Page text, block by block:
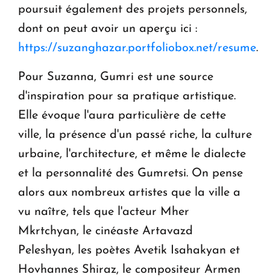
poursuit également des projets personnels,
dont on peut avoir un aperçu ici :
https://suzanghazar.portfoliobox.net/resume.
Pour Suzanna, Gumri est une source
d'inspiration pour sa pratique artistique.
Elle évoque l'aura particulière de cette
ville, la présence d'un passé riche, la culture
urbaine, l'architecture, et même le dialecte
et la personnalité des Gumretsi. On pense
alors aux nombreux artistes que la ville a
vu naître, tels que l'acteur Mher
Mkrtchyan, le cinéaste Artavazd
Peleshyan, les poètes Avetik Isahakyan et
Hovhannes Shiraz, le compositeur Armen